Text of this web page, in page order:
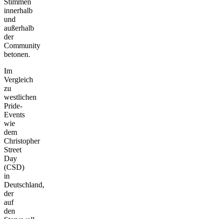
innerhalb
und
außerhalb
der
Community
betonen.
Im
Vergleich
zu
westlichen
Pride-
Events
wie
dem
Christopher
Street
Day
(CSD)
in
Deutschland,
der
auf
den